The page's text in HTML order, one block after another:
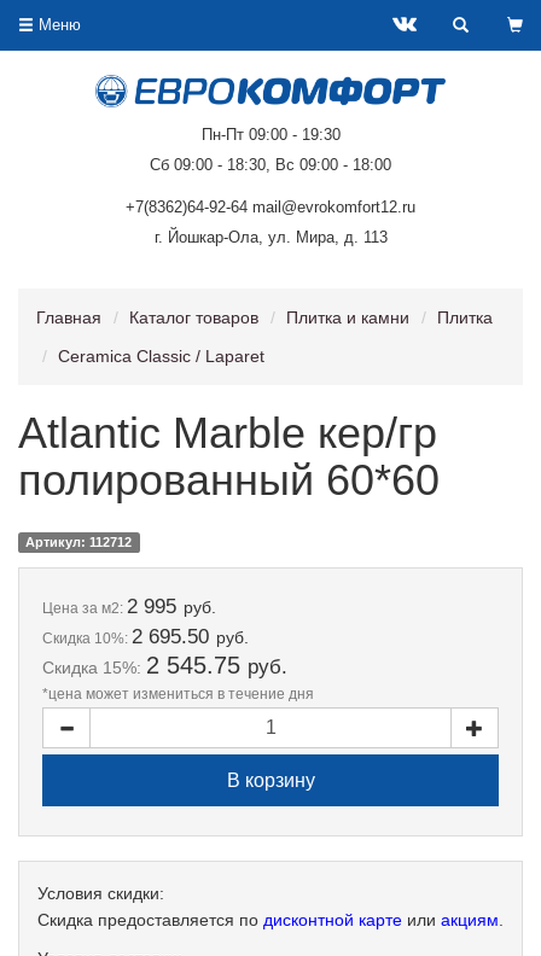
Меню
Пн-Пт 09:00 - 19:30
Сб 09:00 - 18:30, Вс 09:00 - 18:00
+7(8362)64-92-64 mail@evrokomfort12.ru
г. Йошкар-Ола, ул. Мира, д. 113
Главная Каталог товаров Плитка и камни
Плитка
Ceramica Classic / Laparet
Atlantic Marble кер/гр
полированный 60*60
Артикул: 112712
Цена за м2: 2 995 руб.
Скидка 10%: 2 695.50 руб.
Скидка 15%: 2 545.75 руб.
*цена может измениться в течение дня
Условия скидки:
Скидка предоставляется по дисконтной карте или акциям